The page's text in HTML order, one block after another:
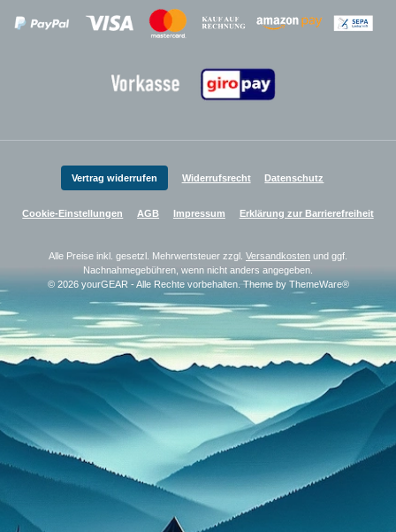
Zahlungsanbieter Zahlungsanbieter
Zahlungsanbieter
Vertrag widerrufen Widerrufsrecht Datenschutz
Cookie-Einstellungen AGB Impressum Erklärung zur Barrierefreiheit
Alle Preise inkl. gesetzl. Mehrwertsteuer zzgl. Versandkosten und ggf.
Nachnahmegebühren, wenn nicht anders angegeben.
© 2026 yourGEAR - Alle Rechte vorbehalten. Theme by ThemeWare®